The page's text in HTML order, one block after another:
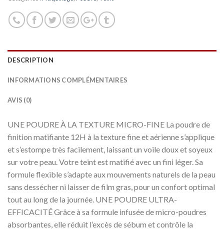
DESCRIPTION
INFORMATIONS COMPLÉMENTAIRES
AVIS (0)
UNE POUDRE À LA TEXTURE MICRO-FINE La poudre de
finition matifiante 12H à la texture fine et aérienne s’applique
et s’estompe très facilement, laissant un voile doux et soyeux
sur votre peau. Votre teint est matifié avec un fini léger. Sa
formule flexible s’adapte aux mouvements naturels de la peau
sans dessécher ni laisser de film gras, pour un confort optimal
tout au long de la journée. UNE POUDRE ULTRA-
EFFICACITÉ Grâce à sa formule infusée de micro-poudres
absorbantes, elle réduit l’excès de sébum et contrôle la